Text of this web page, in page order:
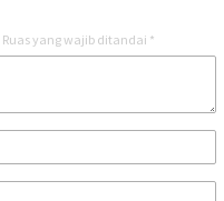
Ruas yang wajib ditandai *